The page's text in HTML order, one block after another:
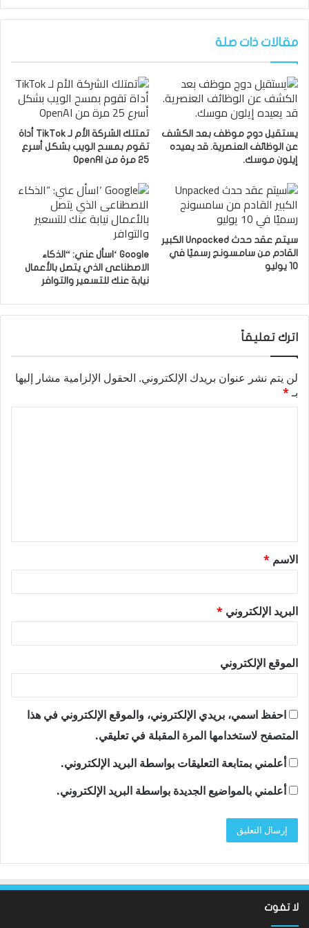
مقالات ذات صلة
يستقيل دوج موظف بعد الكشف
عن الوظائف العنصرية. قد يعيده
إيلون موسك.
تمتلك الشركة الأم لـ TikTok أداة
تقوم بمسح الويب بشكل أسرع
25 مرة من OpenAI
سيتم عقد حدث Unpacked الكبير
القادم من سامسونج رسميًا في
10 يوليو
Google ‘اسأل عني: “الذكاء
الاصطناعى الذي يتصل بالأعمال
نيابة عنك للتسعير والتوافر
اترك تعليقاً
لن يتم نشر عنوان بريدك الإلكتروني. الحقول الإلزامية مشار إليها
بـ*
ق
*
الاسم *
البريد الإلكتروني *
الموقع الإلكتروني
احفظ اسمي، بريدي الإلكتروني، والموقع الإلكتروني في هذا
المتصفح لاستخدامها المرة المقبلة في تعليقي.
أعلمني بمتابعة التعليقات بواسطة البريد الإلكتروني.
أعلمني بالمواضيع الجديدة بواسطة البريد الإلكتروني.
لا تفوت